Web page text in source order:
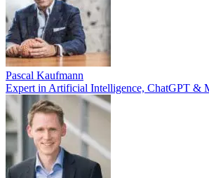
Pascal Kaufmann
Expert in Artificial Intelligence, ChatGPT &